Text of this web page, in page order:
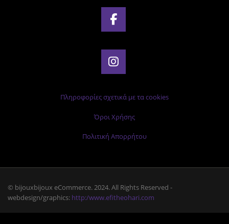
Πληροφορίες σχετικά με τα cookies
Όροι Χρήσης
Πολιτική Απορρήτου
© bijouxbijoux eCommerce. 2024. All Rights Reserved -
webdesign/graphics: http:/www.efitheohari.com